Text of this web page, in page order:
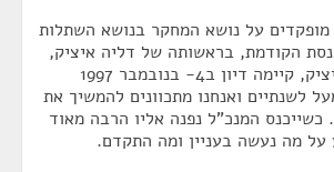
מופקדים על נושא המחקר בנושא השתלות
הקודמת, בראשותה של דליה איציק,
היום השרה דליה איציק, קיימה דיון ב4- בנובמבר 1997
לשנתיים ואנחנו מתכוונים להמשיך את
כשייכנס המנכ"ל נפנה אליו הרבה מאוד
מה נעשה בעניין ומה התקדם.